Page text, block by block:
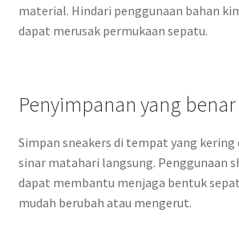
material. Hindari penggunaan bahan
dapat merusak permukaan sepatu.
Penyimpanan yang benar
Simpan sneakers di tempat yang
sinar matahari langsung. Penggunaan
dapat membantu menjaga bentuk
mudah berubah atau mengerut.